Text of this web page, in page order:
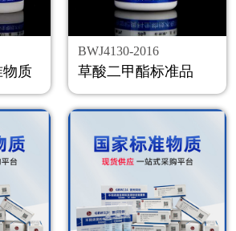
物质
BWJ4130-2016
草酸二甲酯标准品